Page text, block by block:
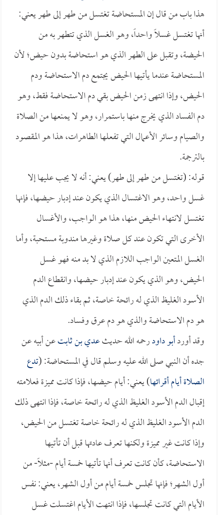
هذا باب من قال إن المستحاضة تغتسل من طهر إلى طهر يعني:
أنها تغتسل غسلاً واحداً، وهو الغسل الذي تتطهر به من
الحيضة، وتقبل على الطهر الذي هو استحاضة بدون حيض؛ لأن
المستحاضة عندما يأتيها الحيض يجتمع دم الاستحاضة ودم
الحيض، وإذا انتهى زمن الحيض بقي دم الاستحاضة فقط، وهو
دم الفساد الذي يخرج منها باستمرار، وهو لا يمنعها من الصلاة
والصيام وسائر الأعمال التي تفعلها الطاهرات، هذا هو المقصود
بالترجمة.
قوله: (تغتسل من طهر إلى طهر) يعني: أنه لا يجب عليها إلا
غسل واحد، وهو الاغتسال الذي يكون عند إدبار حيضها، فإنها
تغتسل لانتهاء الحيض منها، هذا هو الواجب، والأغسال
الأخرى التي تكون عند كل صلاة وغيرها مندوبة مستحبة، وأما
الغسل المتعين الواجب اللازم الذي لا بد منه فهو غسل
الحيض، وهو الذي يكون عند إدبار حيضها، وانقطاع الدم
الأسود الغليظ الذي له رائحة خاصة، ثم بقاء ذلك الدم الذي
هو دم الاستحاضة والذي هو دم عرق وفساد.
وقد أوردأبو داودرحمه الله حديثعدي بن ثابتعن أبيه عن
جده أن النبي صلى الله عليه وسلم قال في المستحاضة: (تدع
الصلاة أيام أقرائها) يعني: أيام حيضها، فإذا كانت مميزة فعلامته
إقبال الدم الأسود الغليظ الذي له رائحة خاصة، فإذا انتهى ذلك
الدم الأسود الغليظ الذي له رائحة خاصة تغتسل من الحيض،
وإذا كانت غير مميزة ولكنها تعرف عادتها قبل أن تأتيها
الاستحاضة، كأن كانت تعرف أنها تأتيها خمسة أيام -مثلاً- من
أول الشهر؛ فإنها تجلس خمسة أيام من أول الشهر، يعني: نفس
الأيام التي كانت تجلسها، فإذا انتهت الأيام اغتسلت غسل